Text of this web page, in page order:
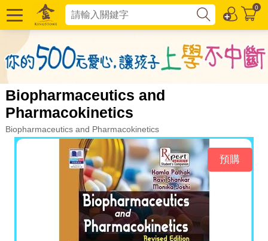
0
Biopharmaceutics and
Pharmacokinetics
Biopharmaceutics and Pharmacokinetics
預購